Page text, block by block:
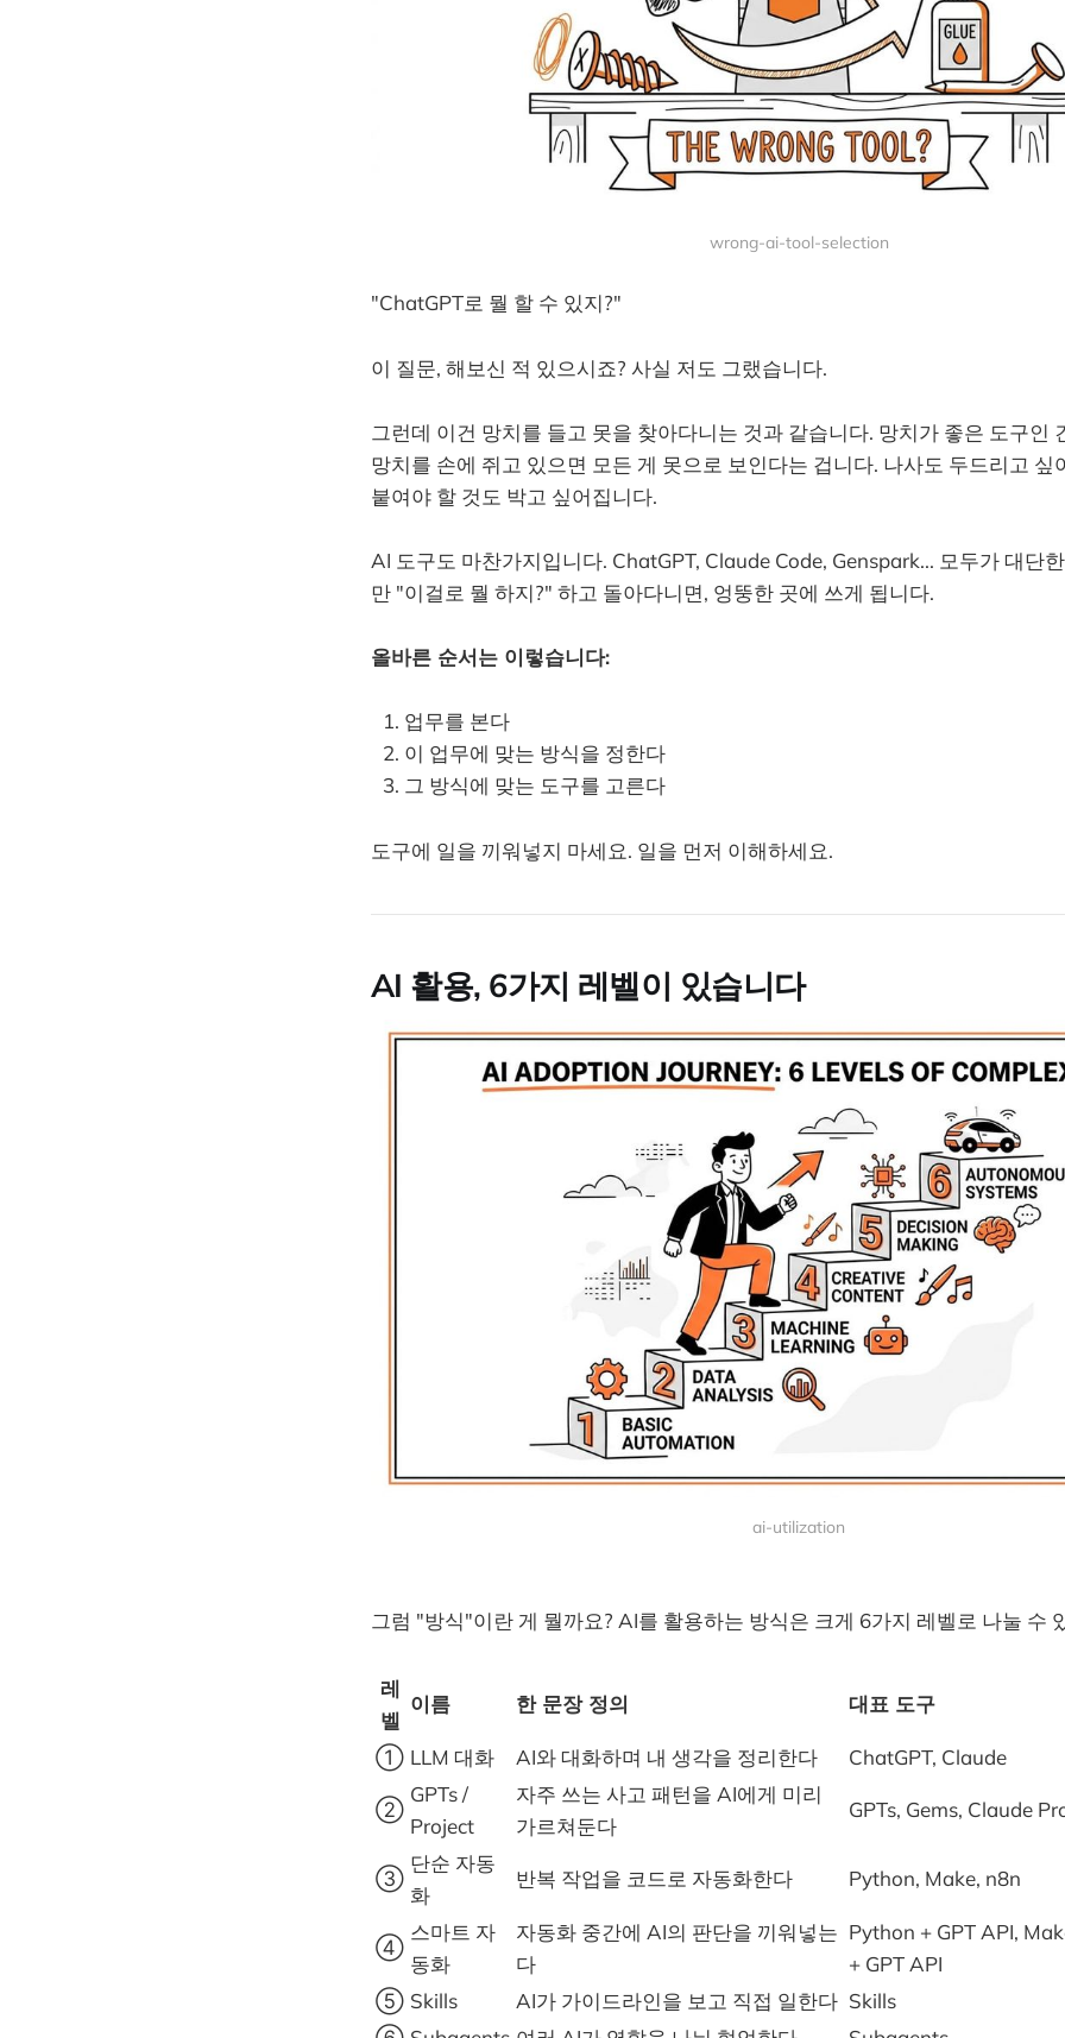
wrong-ai-tool-selection
"ChatGPT로 뭘 할 수 있지?"
이 질문, 해보신 적 있으시죠? 사실 저도 그랬습니다.
그런데 이건 망치를 들고 못을 찾아다니는 것과 같습니다. 망치가 좋은 도구인
망치를 손에 쥐고 있으면 모든 게 못으로 보인다는 겁니다. 나사도 두드리고 싶
붙여야 할 것도 박고 싶어집니다.
AI 도구도 마찬가지입니다. ChatGPT, Claude Code, Genspark... 모두가 대단
만 "이걸로 뭘 하지?" 하고 돌아다니면, 엉뚱한 곳에 쓰게 됩니다.
올바른 순서는 이렇습니다:
업무를 본다
이 업무에 맞는 방식을 정한다
그 방식에 맞는 도구를 고른다
도구에 일을 끼워넣지 마세요. 일을 먼저 이해하세요.
AI 활용, 6가지 레벨이 있습니다
ai-utilization
그럼 "방식"이란 게 뭘까요? AI를 활용하는 방식은 크게 6가지 레벨로 나눌 수
레
벨
이름 한 문장 정의 대표 도구
① LLM 대화 AI와 대화하며 내 생각을 정리한다 ChatGPT, Claude
②
GPTs /
Project
자주 쓰는 사고 패턴을 AI에게 미리
가르쳐둔다
GPTs, Gems, Claude
③
단순 자동
화
반복 작업을 코드로 자동화한다 Python, Make, n8n
④
스마트 자
동화
자동화 중간에 AI의 판단을 끼워넣는
다
Python + GPT API,
+ GPT API
⑤ Skills AI가 가이드라인을 보고 직접 일한다 Skills